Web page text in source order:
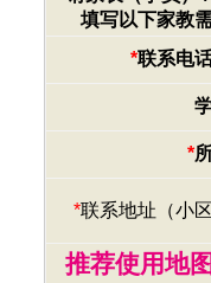
填写以下家教
*联系电
*
*联系地址（小
推荐使用地